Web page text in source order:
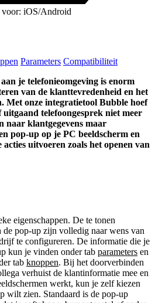
voor: iOS/Android
Parameters Compatibiliteit
je telefonieomgeving is enorm
van de klanttevredenheid en het
Met onze integratietool Bubble hoef
telefoongesprek niet meer
naar klantgegevens maar
pop-up op je PC beeldscherm en
uitvoeren zoals het openen van
eigenschappen. De te tonen
pop-up zijn volledig naar wens van
te configureren. De informatie die je
kun je vinden onder tab parameters en
tab knoppen. Bij het doorverbinden
verhuist de klantinformatie mee en
werkt, kun je zelf kiezen
wilt zien. Standaard is de pop-up